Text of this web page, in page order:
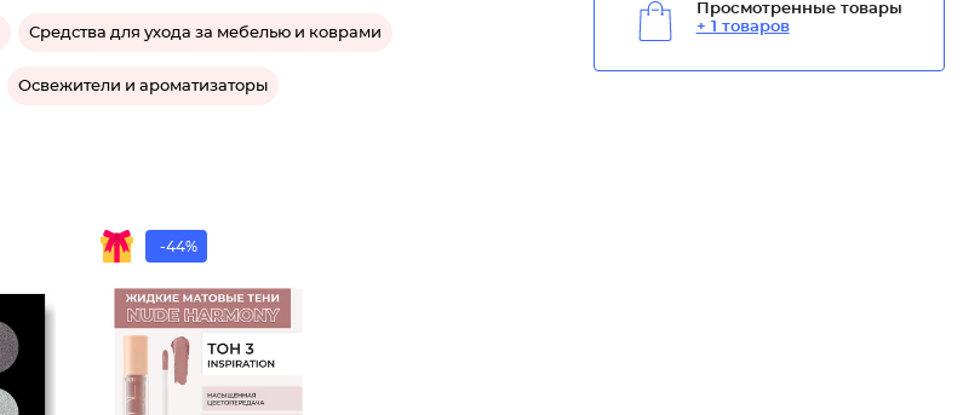
Средства для ухода за мебелью и коврами
Освежители и ароматизаторы
-44%
Жидкие
Просмотренные товары
+ 1 товаров